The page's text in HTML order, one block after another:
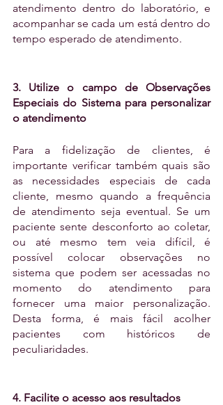
atendimento dentro do laboratório, e
acompanhar se cada um está dentro do
tempo esperado de atendimento.
3. Utilize o campo de Observações
Especiais do Sistema para personalizar
o atendimento
Para a fidelização de clientes, é
importante verificar também quais são
as necessidades especiais de cada
cliente, mesmo quando a frequência
de atendimento seja eventual. Se um
paciente sente desconforto ao coletar,
ou até mesmo tem veia difícil, é
possível colocar observações no
sistema que podem ser acessadas no
momento do atendimento para
fornecer uma maior personalização.
Desta forma, é mais fácil acolher
pacientes com históricos de
peculiaridades.
4. Facilite o acesso aos resultados